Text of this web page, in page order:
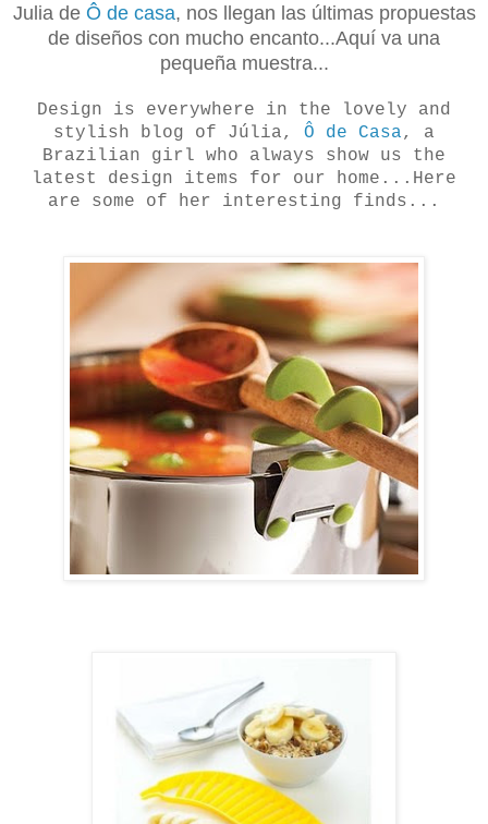
Julia de Ô de casa, nos llegan las últimas propuestas
de diseños con mucho encanto...Aquí va una
pequeña muestra...
Design is everywhere in the lovely and
stylish blog of Júlia, Ô de Casa, a
Brazilian girl who always show us the
latest design items for our home...Here
are some of her interesting finds...